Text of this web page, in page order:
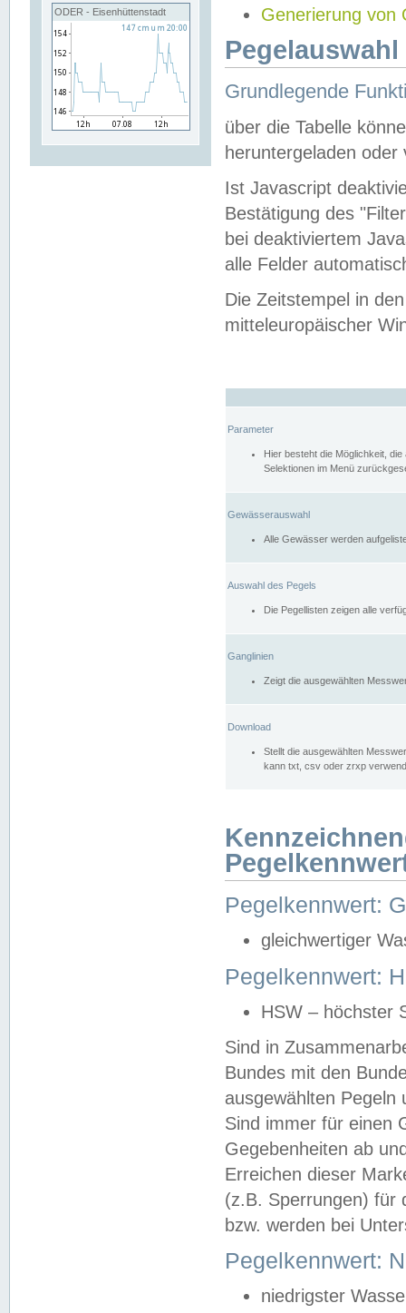
ODER - Eisenhüttenstadt
Generierung von
Grundlegende
über die Tabelle
heruntergeladen oder
Ist Javascript
Bestätigung des
bei deaktiviertem
alle Felder
Die Zeitstempel in
mitteleuropäischer
Parameter
Hier besteht die Möglichkeit,
Selektionen im Menü
Gewässerauswahl
Alle Gewässer werden
Auswahl des Pegels
Die Pegellisten zeigen alle
Ganglinien
Zeigt die ausgewählten
Download
Stellt die ausgewählten
kann txt, csv oder zrxp
Pegelkennwert:
gleichwertiger
Pegelkennwert:
HSW – höchster
Sind in
Bundes mit den
ausgewählten
Sind immer für einen
Gegebenheiten ab
Erreichen dieser
(z.B. Sperrungen) für
bzw. werden bei
Pegelkennwert:
niedrigster